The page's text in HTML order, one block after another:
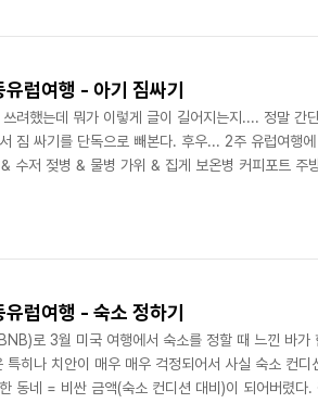
에서의 첫끼였는데 비주얼은 별로 기대가 안됐는데
럽여행 - 아기 짐싸기
려했는데 뭐가 이렇게 글이 길어지는지.... 정말 간
짐 싸기를 단독으로 빼본다. 후우... 2주 유럽여행
수저 젖병 & 물병 가위 & 집게 보온병 커피포트 주
) 주(住) 이불 & 베개 장난감 & 책 물티슈 선크림 체
것은 바로 아기 밥이었다. 그즈음에 원래..
럽여행 - 숙소 정하기
로 3월 미국 여행에서 숙소를 정할 때 느낀 바가
특히나 치안이 매우 매우 걱정되어서 사실 숙소 컨디
동네 = 비싼 금액(숙소 컨디션 대비)이 되어버렸다.